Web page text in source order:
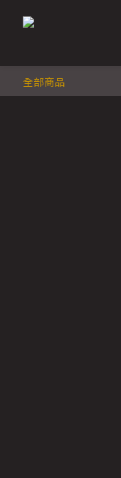
全部商品